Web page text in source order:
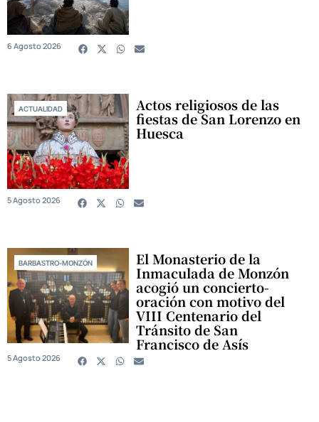
6 Agosto 2026
ACTUALIDAD Actos religiosos de las
fiestas de San Lorenzo en
Huesca
5 Agosto 2026
BARBASTRO-MONZÓN El Monasterio de la
Inmaculada de Monzón
acogió un concierto-
oración con motivo del
VIII Centenario del
Tránsito de San
Francisco de Asís
5 Agosto 2026